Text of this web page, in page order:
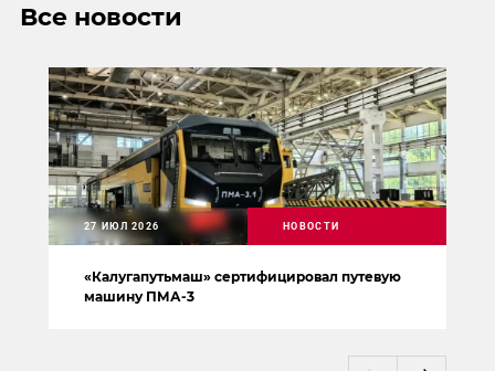
Все новости
«Калугапутьмаш» сертифицировал путевую
машину ПМА-3
27 ИЮЛ 2026 НОВОСТИ